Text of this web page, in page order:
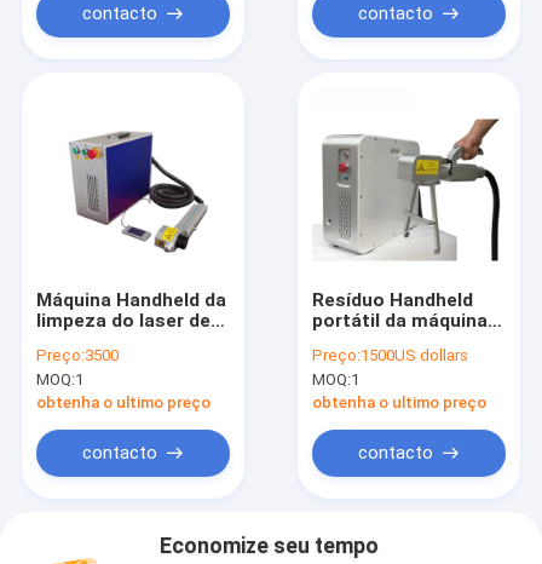
contacto contacto
Máquina Handheld da
limpeza do laser de
watts que limpa o
laser
Preço:3500
MOQ:1
obtenha o ultimo preço
contacto
Resíduo Handheld
portátil da máquina
de 100KHz 300watt
livre
Preço:1500US dollars
MOQ:1
obtenha o ultimo preço
contacto
Economize seu tempo